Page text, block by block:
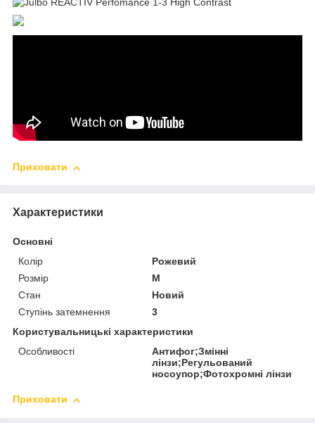
Приховати
Характеристики
Основні
Колір
Рожевий
Розмір
M
Стан
Новий
Ступінь затемнення
3
Користувальницькі характеристики
Особливості
Антифог;Змінні
лінзи;Регульований
носоупор;Фотохромні лінзи
Приховати